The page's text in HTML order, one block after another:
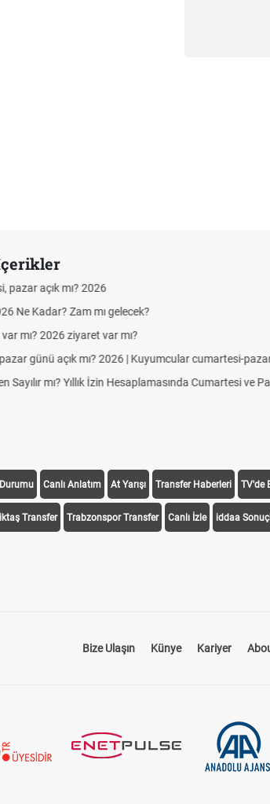
Kargo Cumartesi-pazar açık mı? 2026 Aras Kargo
Maçı ve Dostluk Maçı Nedir? Resmî Maçlardan
Lig Kaç Hafta ve Toplam Kaç Maç Oynanır?
Transfer Dönemi Ne Zaman Başlıyor ve Bitiyor?
Yabancı Oyuncu Kuralı Nedir? Güncel Sezonda Nasıl
Canlı Anlatım At Yarışı Transfer Haberleri TV'de
Transfer Trabzonspor Transfer Canlı İzle iddaa
Bize Ulaşın Künye Kariyer